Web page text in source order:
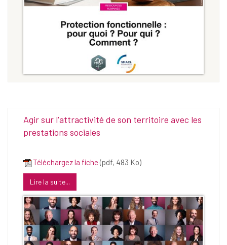
Agir sur l'attractivité de son territoire avec les
prestations sociales
Téléchargez la fiche (pdf, 483 Ko)
Lire la suite...